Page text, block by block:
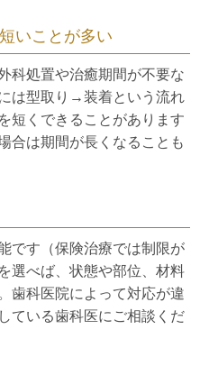
いことが多い
科処置や治癒期間が不要な
は型取り→装着という流れ
短くできることがあります
合は期間が長くなることも
です（保険治療では制限が
選べば、状態や部位、材料
歯科医院によって対応が違
ている歯科医にご相談くだ